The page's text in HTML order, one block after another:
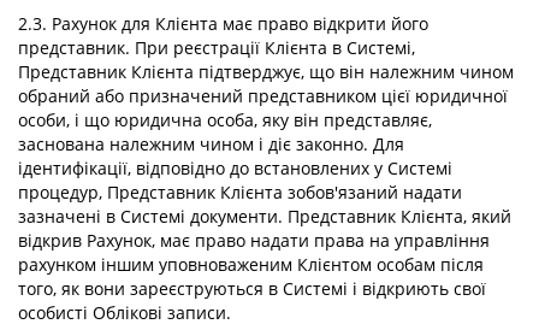
2.3. Рахунок для Клієнта має право відкрити його
представник. При реєстрації Клієнта в Системі,
Представник Клієнта підтверджує, що він належним чином
обраний або призначений представником цієї юридичної
особи, і що юридична особа, яку він представляє,
заснована належним чином і діє законно. Для
ідентифікації, відповідно до встановлених у Системі
процедур, Представник Клієнта зобов'язаний надати
зазначені в Системі документи. Представник Клієнта, який
відкрив Рахунок, має право надати права на управління
рахунком іншим уповноваженим Клієнтом особам після
того, як вони зареєструються в Системі і відкриють свої
особисті Облікові записи.